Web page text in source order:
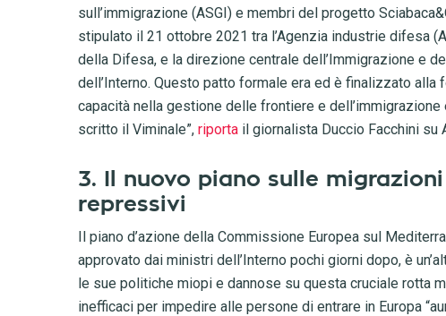
sull’immigrazione (ASGI) e membri del progetto
stipulato il 21 ottobre 2021 tra l’Agenzia industrie difesa
della Difesa, e la direzione centrale dell’Immigrazione e
dell’Interno. Questo patto formale era ed è finalizzato
capacità nella gestione delle frontiere e
scritto il Viminale”, riporta il giornalista Duccio Facchini su
3. Il nuovo piano sulle
repressivi
Il piano d’azione della Commissione Europea sul
approvato dai ministri dell’Interno pochi giorni dopo, è
le sue politiche miopi e dannose su questa cruciale rotta
inefficaci per impedire alle persone di entrare in Europa